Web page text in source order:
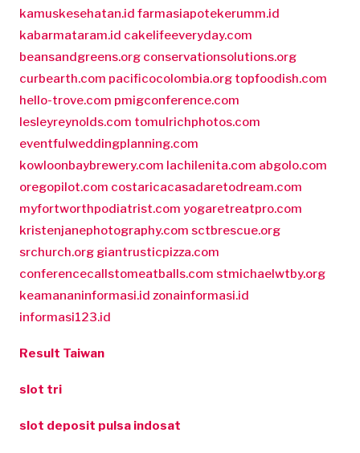
kamuskesehatan.id farmasiapotekerumm.id
kabarmataram.id cakelifeeveryday.com
beansandgreens.org conservationsolutions.org
curbearth.com pacificocolombia.org topfoodish.com
hello-trove.com pmigconference.com
lesleyreynolds.com tomulrichphotos.com
eventfulweddingplanning.com
kowloonbaybrewery.com lachilenita.com abgolo.com
oregopilot.com costaricacasadaretodream.com
myfortworthpodiatrist.com yogaretreatpro.com
kristenjanephotography.com sctbrescue.org
srchurch.org giantrusticpizza.com
conferencecallstomeatballs.com stmichaelwtby.org
keamananinformasi.id zonainformasi.id
informasi123.id
Result Taiwan
slot tri
slot deposit pulsa indosat